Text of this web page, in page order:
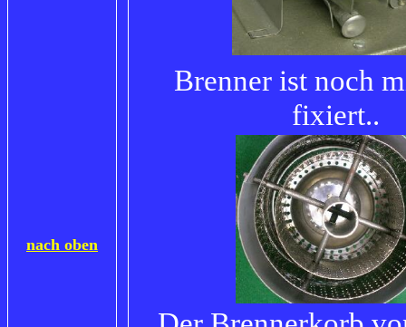
nach oben
Brenner ist noch
fixiert..